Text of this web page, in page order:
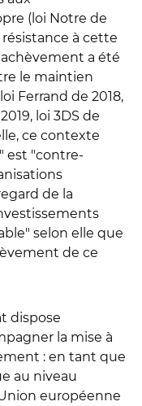
(loi Notre de
à cette
a été
le maintien
Ferrand de 2018,
loi 3DS de
ce contexte
est "contre-
de la
selon elle que
de ce
dispose
la mise à
: en tant que
au niveau
européenne